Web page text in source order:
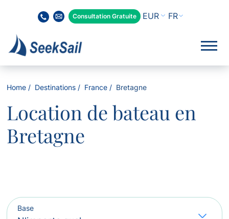
Consultation Gratuite FR
Home Destinations France Bretagne
Location de bateau en
Bretagne
Base